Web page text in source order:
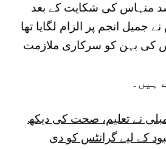
منہاس کی شکایت کے بعد
جمیل انجم پر الزام لگایا تھا
کی بہن کو سرکاری ملازمت
ہیں۔
نے تعلیم، صحت کی دیکھ
کے لیے گرانٹس کو دی